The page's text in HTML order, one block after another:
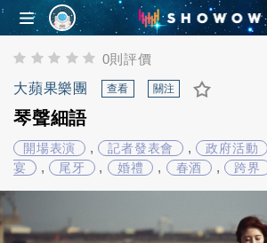
0則評價
大蘋果樂團
查看 關注
琴聲細語
開場表演 , 記者發表會 , 政府活動
宴
, 尾牙 , 婚禮 , 春酒 , 跨界